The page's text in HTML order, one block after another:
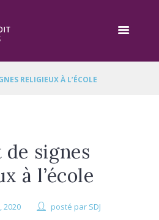
RELIGIEUX À L’ÉCOLE
signes
à l’école
2020 posté par SDJ